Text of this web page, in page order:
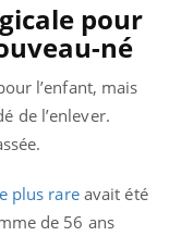
pour
né
l’enfant, mais
de l’enlever.
plus rareavait été
de 56 ans